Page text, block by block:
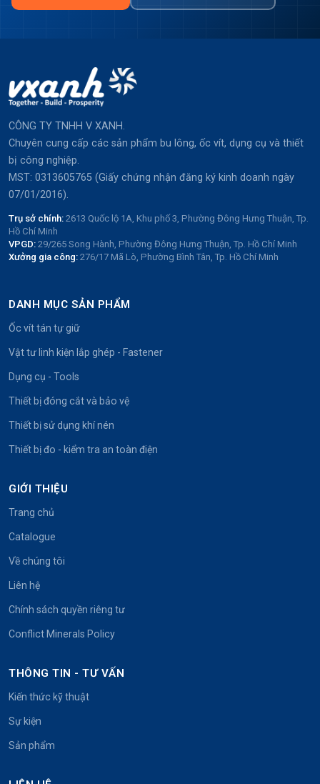
CÔNG TY TNHH V XANH.
Chuyên cung cấp các sản phẩm bu lông, ốc vít, dụng cụ và thiết
bị công nghiệp.
MST: 0313605765 (Giấy chứng nhận đăng ký kinh doanh ngày
07/01/2016).
Trụ sở chính: 2613 Quốc lộ 1A, Khu phố 3, Phường Đông Hưng Thuận, Tp.
Hồ Chí Minh
VPGD: 29/265 Song Hành, Phường Đông Hưng Thuận, Tp. Hồ Chí Minh
Xưởng gia công: 276/17 Mã Lò, Phường Bình Tân, Tp. Hồ Chí Minh
DANH MỤC SẢN PHẨM
Ốc vít tán tự giữ
Vật tư linh kiện lắp ghép - Fastener
Dụng cụ - Tools
Thiết bị đóng cắt và bảo vệ
Thiết bị sử dụng khí nén
Thiết bị đo - kiểm tra an toàn điện
GIỚI THIỆU
Trang chủ
Catalogue
Về chúng tôi
Liên hệ
Chính sách quyền riêng tư
Conflict Minerals Policy
THÔNG TIN - TƯ VẤN
Kiến thức kỹ thuật
Sự kiện
Sản phẩm